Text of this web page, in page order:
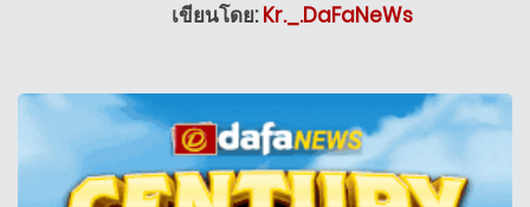
เขียนโดย:Kr._.DaFaNeWs